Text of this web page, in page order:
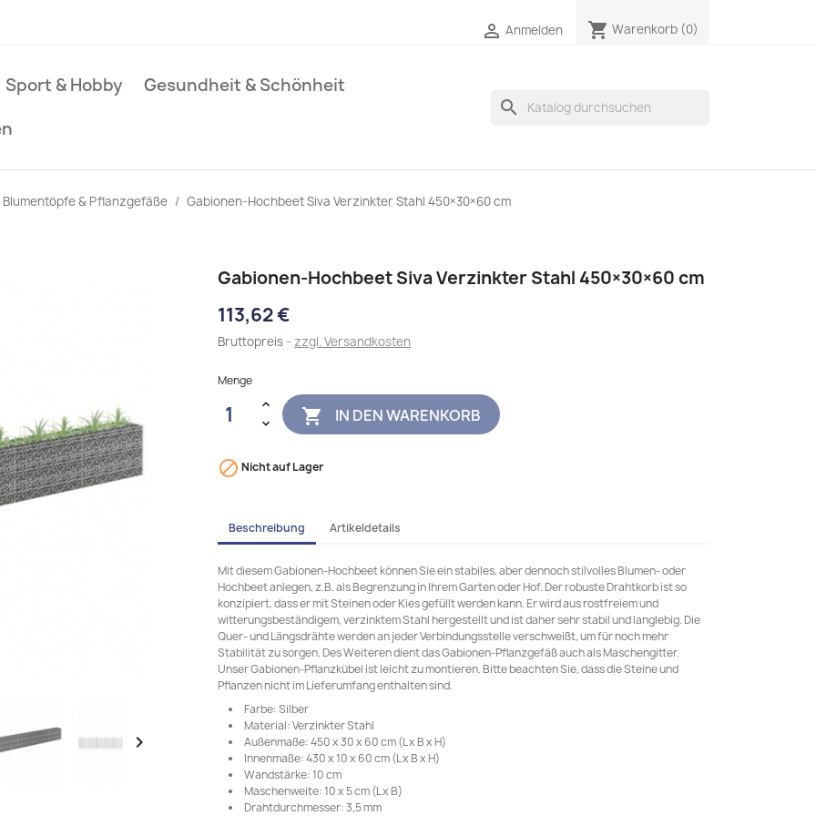
 Anmelden shopping_cart Warenkorb (0)
Sport & Hobby
Gesundheit & Schönheit
search
Blumentöpfe & Pflanzgefäße Gabionen-Hochbeet Siva Verzinkter Stahl 450×30×60 cm

Gabionen-Hochbeet Siva Verzinkter Stahl 450×30×60 cm
113,62 €
Bruttopreis zzgl. Versandkosten
Menge
 IN DEN WARENKORB
 Nicht auf Lager
Beschreibung Artikeldetails
Mit diesem Gabionen-Hochbeet können Sie ein stabiles, aber dennoch stilvolles Blumen- oder
Hochbeet anlegen, z.B. als Begrenzung in Ihrem Garten oder Hof. Der robuste Drahtkorb ist so
konzipiert, dass er mit Steinen oder Kies gefüllt werden kann. Er wird aus rostfreiem und
witterungsbeständigem, verzinktem Stahl hergestellt und ist daher sehr stabil und langlebig. Die
Quer- und Längsdrähte werden an jeder Verbindungsstelle verschweißt, um für noch mehr
Stabilität zu sorgen. Des Weiteren dient das Gabionen-Pflanzgefäß auch als Maschengitter.
Unser Gabionen-Pflanzkübel ist leicht zu montieren. Bitte beachten Sie, dass die Steine und
Pflanzen nicht im Lieferumfang enthalten sind.
Farbe: Silber
Material: Verzinkter Stahl
Außenmaße: 450 x 30 x 60 cm (L x B x H)
Innenmaße: 430 x 10 x 60 cm (L x B x H)
Wandstärke: 10 cm
Maschenweite: 10 x 5 cm (L x B)
Drahtdurchmesser: 3,5 mm